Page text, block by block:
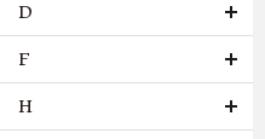
D
F
H